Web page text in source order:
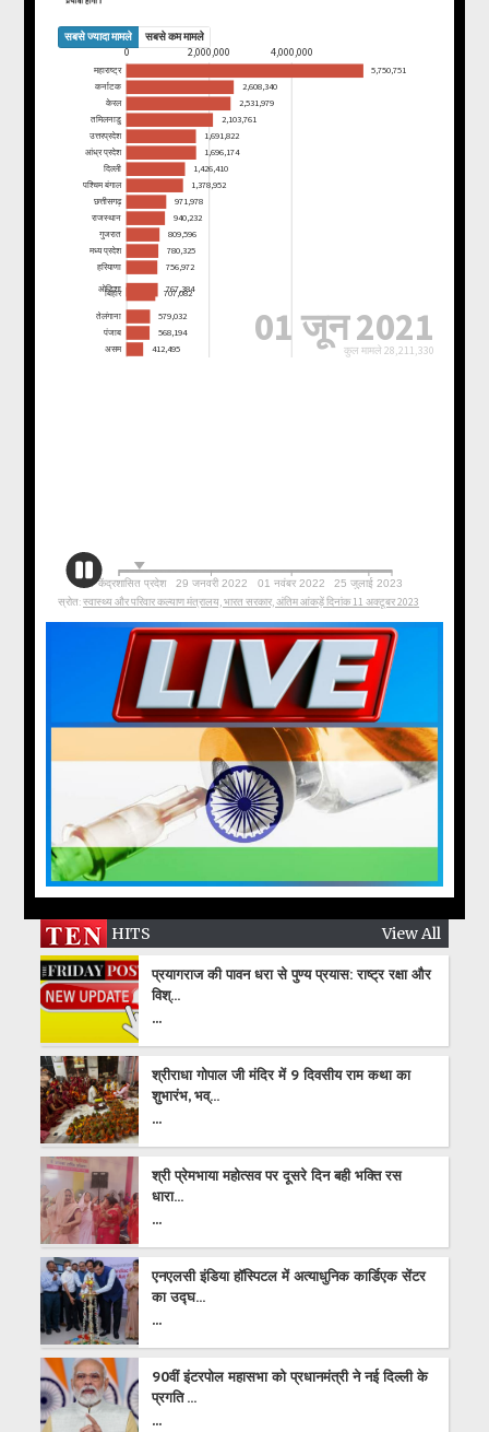
HITS View All
प्रयागराज की पावन धरा से पुण्य प्रयास: राष्ट्र रक्षा और
विश्...
...
श्रीराधा गोपाल जी मंदिर में 9 दिवसीय राम कथा का
शुभारंभ, भव्...
...
श्री प्रेमभाया महोत्सव पर दूसरे दिन बही भक्ति रस
धारा...
...
एनएलसी इंडिया हॉस्पिटल में अत्याधुनिक कार्डिएक सेंटर
का उद्घ...
...
90वीं इंटरपोल महासभा को प्रधानमंत्री ने नई दिल्ली के
प्रगति ...
...